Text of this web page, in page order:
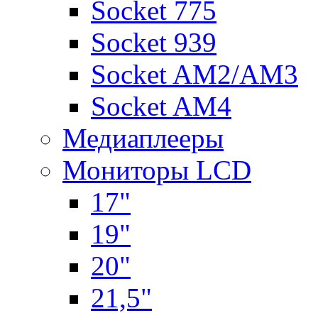
Socket 775
Socket 939
Socket AM2/AM3
Socket AM4
Медиаплееры
Мониторы LCD
17"
19"
20"
21,5"